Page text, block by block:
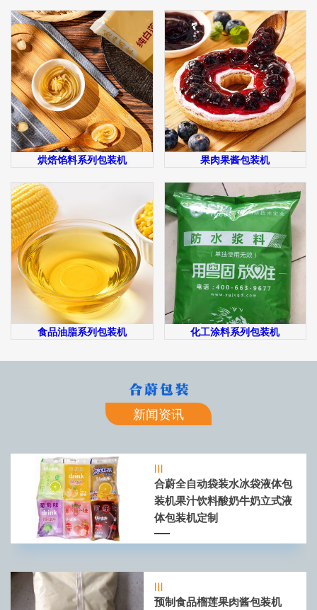
烘焙馅料系列包装机 果肉果酱包装机
食品油脂系列包装机 化工涂料系列包装机
新闻资讯
合蔚全自动袋装水冰袋液体包
装机果汁饮料酸奶牛奶立式液
体包装机定制
预制食品榴莲果肉酱包装机